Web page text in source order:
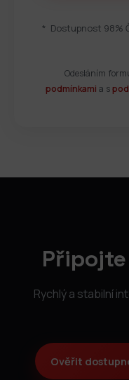
* Dostupnost 98%
Odesláním
podmínkami a s
Rychlý a stabilní
Ověřit